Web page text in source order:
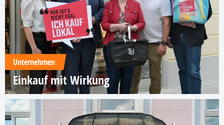
Unternehmen
Einkauf mit Wirkung